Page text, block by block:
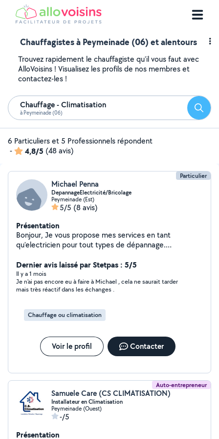
Chauffagistes à Peymeinade (06) et alentours
Trouvez rapidement le chauffagiste qu'il vous faut avec
AlloVoisins ! Visualisez les profils de nos membres et
contactez-les !
Chauffage - Climatisation
à Peymeinade (06)
6 Particuliers et 5 Professionnels répondent
-
4,8/5 (48 avis)
Particulier
Michael Penna
DepannageElectricité/Bricolage
Peymeinade (Est)
5/5 (8 avis)
Présentation
Bonjour, Je vous propose mes services en tant
qu'electricien pour tout types de dépannage.
Bricoleur dans l'âme je pourrais vous rendre pas mal de
Dernier avis laissé par Stetpas : 5/5
Il y a 1 mois
Je n'ai pas encore eu à faire à Michael , cela ne saurait tarder
mais très réactif dans les échanges .
Chauffage ou climatisation
Voir le profil Contacter
Auto-entrepreneur
Samuele Care (CS CLIMATISATION)
Installateur en Climatisation
Peymeinade (Ouest)
-/5
Présentation